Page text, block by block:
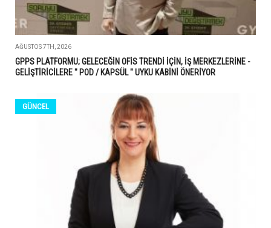
AĞUSTOS 7TH, 2026
GPPS PLATFORMU; GELECEĞİN OFİS TRENDİ İÇİN, İŞ MERKEZLERİNE -
GELİŞTİRİCİLERE " POD / KAPSÜL " UYKU KABİNİ ÖNERİYOR
GÜNCEL